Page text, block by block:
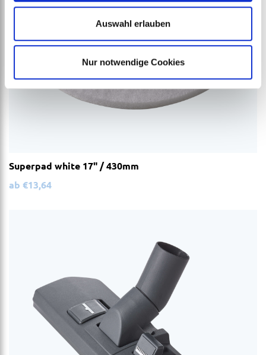
Auswahl erlauben
Nur notwendige Cookies
Superpad white 17" / 430mm
ab €13,64